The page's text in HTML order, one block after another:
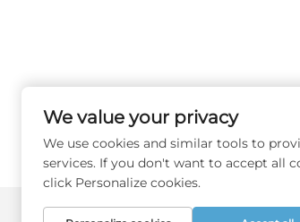
We value your privacy
We use cookies and similar tools to
services. If you don't want to accept all
click Personalize cookies.